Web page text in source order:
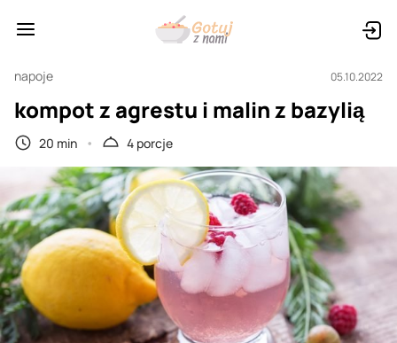
napoje 05.10.2022
kompot z agrestu i malin z bazylią
20 min 4 porcje